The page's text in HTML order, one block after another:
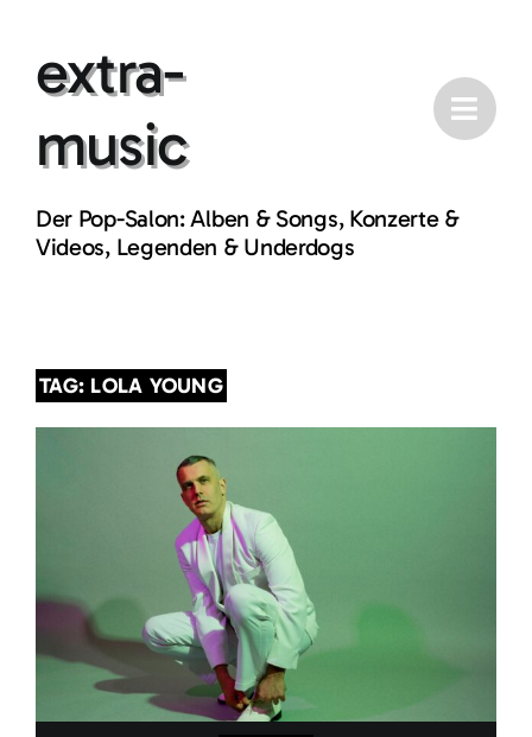
contentextra-
music
Der Pop-Salon: Alben & Songs, Konzerte &
Videos, Legenden & Underdogs
TAG: LOLA YOUNG